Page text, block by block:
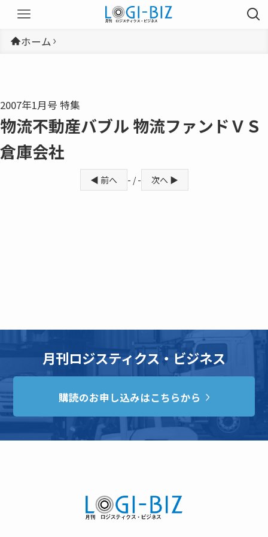
ホーム
2007年1月号 特集
物流不動産バブル 物流ファンドＶＳ
倉庫会社
◀ 前へ - / - 次へ ▶
月刊ロジスティクス・ビジネス
購読のお申し込みはこちらから